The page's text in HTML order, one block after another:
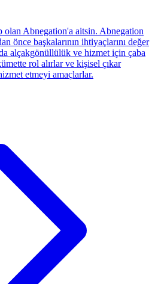
olan Abnegation'a aitsin. Abnegation
önce başkalarının ihtiyaçlarını değer
alçakgönüllülük ve hizmet için çaba
rol alırlar ve kişisel çıkar
etmeyi amaçlarlar.